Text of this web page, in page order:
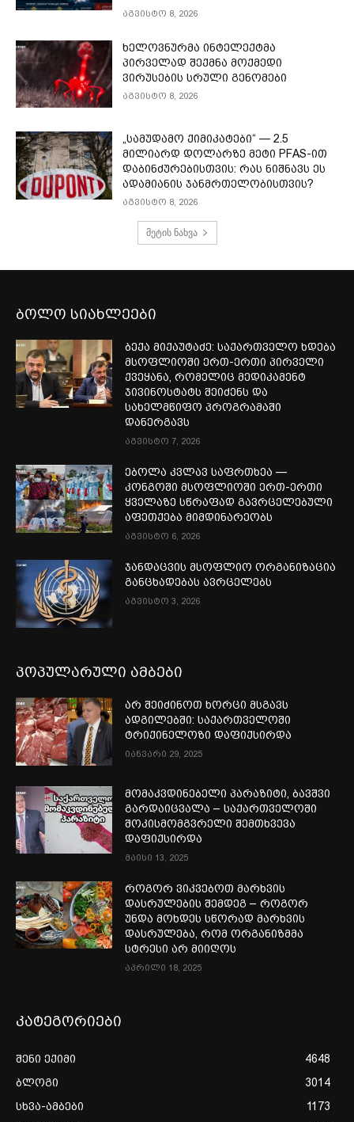
აგვისტო 8, 2026
ხელოვნურმა ინტელექტმა
პირველად შექმნა მოქმედი
ვირუსების სრული გენომები
აგვისტო 8, 2026
„სამუდამო ქიმიკატები“ — 2.5
მილიარდ დოლარზე მეტი PFAS-ით
დაბინძურებისთვის: რას ნიშნავს ეს
ადამიანის ჯანმრთელობისთვის?
აგვისტო 8, 2026
მეტის ნახვა
ბოლო სიახლეები
ბექა მიქაუტაძე: საქართველო ხდება
მსოფლიოში ერთ-ერთი პირველი
ქვეყანა, რომელიც მედიკამენტ
ჯივინოსტატს შეიძენს და
სახელმწიფო პროგრამაში
დანერგავს
აგვისტო 7, 2026
ებოლა კვლავ საფრთხეა —
კონგოში მსოფლიოში ერთ-ერთი
ყველაზე სწრაფად გავრცელებული
აფეთქება მიმდინარეობს
აგვისტო 6, 2026
ჯანდაცვის მსოფლიო ორგანიზაცია
განცხადებას ავრცელებს
აგვისტო 3, 2026
პოპულარული ამბები
არ შეიძინოთ ხორცი მსგავს
ადგილებში: საქართველოში
ტრიქინელოზი დაფიქსირდა
იანვარი 29, 2025
მომაკვდინებელი პარაზიტი, ბავშვი
გარდაიცვალა – საქართველოში
შოკისმომგვრელი შემთხვევა
დაფიქსირდა
მაისი 13, 2025
როგორ ვიკვებოთ მარხვის
დასრულების შემდეგ – როგორ
უნდა მოხდეს სწორად მარხვის
დასრულება, რომ ორგანიზმმა
სტრესი არ მიიღოს
აპრილი 18, 2025
კატეგორიები
შენი ექიმი
4648
ბლოგი
3014
სხვა-ამბები
1173